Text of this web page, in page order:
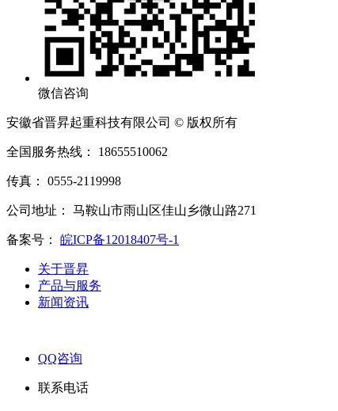
微信咨询
安徽省晋昇起重科技有限公司 © 版权所有
全国服务热线： 18655510062
传真： 0555-2119998
公司地址： 马鞍山市雨山区佳山乡微山路271
备案号： 皖ICP备12018407号-1
关于晋昇
产品与服务
新闻资讯
QQ咨询
联系电话